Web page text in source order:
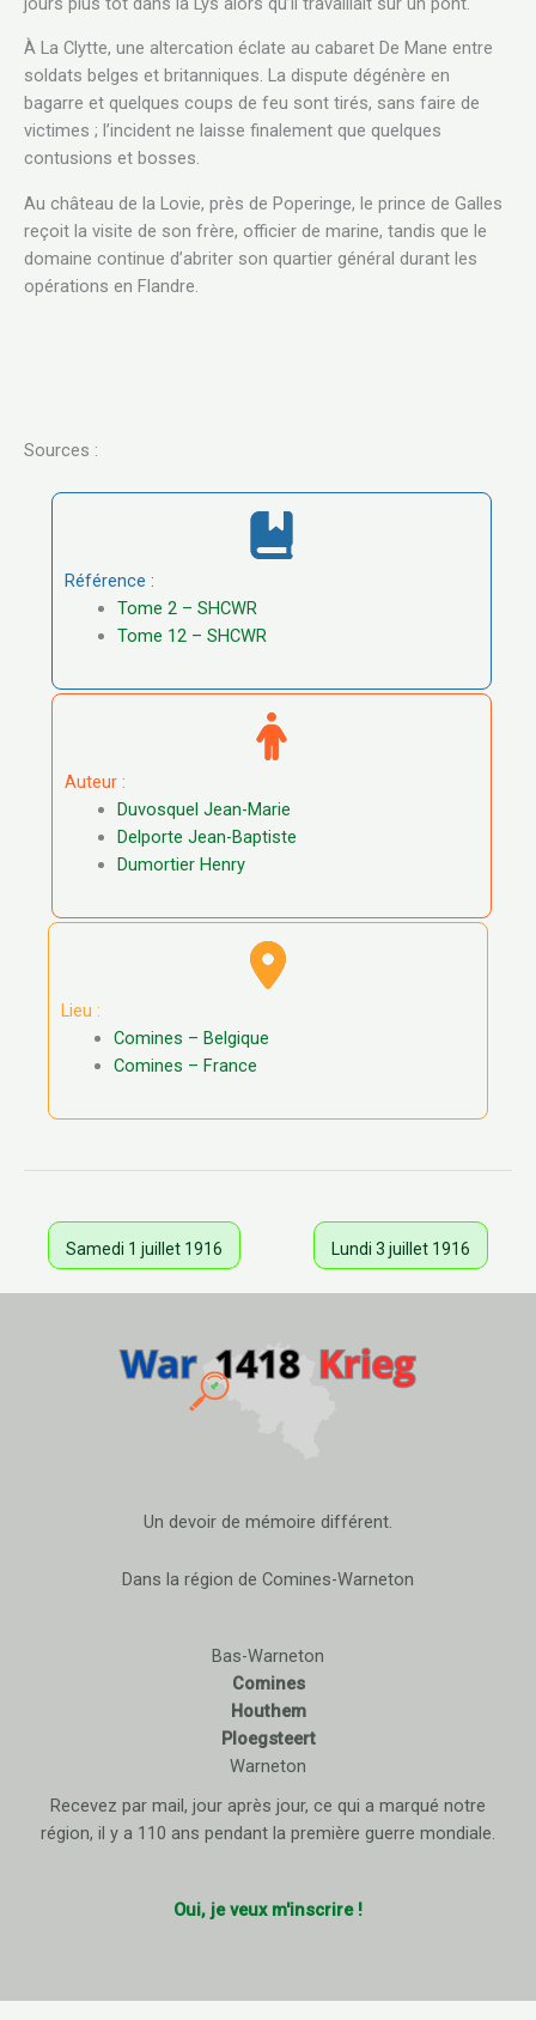
À La Clytte, une altercation éclate au cabaret De Mane entre
soldats belges et britanniques. La dispute dégénère en
bagarre et quelques coups de feu sont tirés, sans faire de
victimes ; l’incident ne laisse finalement que quelques
contusions et bosses.
Au château de la Lovie, près de Poperinge, le prince de Galles
reçoit la visite de son frère, officier de marine, tandis que le
domaine continue d’abriter son quartier général durant les
opérations en Flandre.
Sources :
Référence :
Tome 2 – SHCWR
Tome 12 – SHCWR
Auteur :
Duvosquel Jean-Marie
Delporte Jean-Baptiste
Dumortier Henry
Lieu :
Comines – Belgique
Comines – France
Samedi 1 juillet 1916 Lundi 3 juillet 1916
Un devoir de mémoire différent.
Dans la région de Comines-Warneton
Bas-Warneton
Comines
Houthem
Ploegsteert
Warneton
Recevez par mail, jour après jour, ce qui a marqué notre
région, il y a 110 ans pendant la première guerre mondiale.
Oui, je veux m'inscrire !